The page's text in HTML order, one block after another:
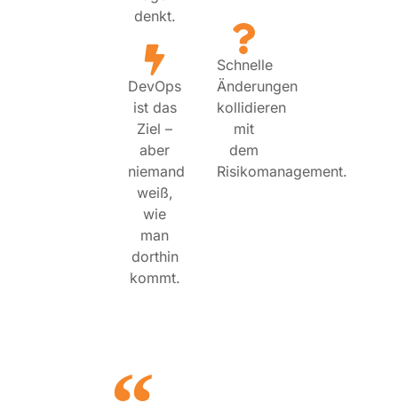
denkt.
DevOps
ist das
Ziel –
aber
niemand
weiß,
wie
man
dorthin
kommt.
Schnelle
Änderungen
kollidieren
mit
dem
Risikomanagement.